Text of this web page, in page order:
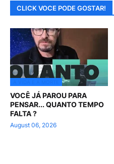
CLICK VOCE PODE GOSTAR!
VOCÊ JÁ PAROU PARA
PENSAR... QUANTO TEMPO
FALTA ?
August 06, 2026